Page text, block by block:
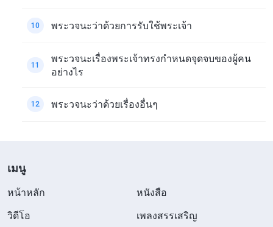
10 พระวจนะว่าด้วยการรับใช้พระเจ้า
11
พระวจนะเรื่องพระเจ้าทรงกำหนดจุดจบของผู้คน
อย่างไร
12 พระวจนะว่าด้วยเรื่องอื่นๆ
เมนู
หน้าหลัก
หนังสือ
วิดีโอ
เพลงสรรเสริญ